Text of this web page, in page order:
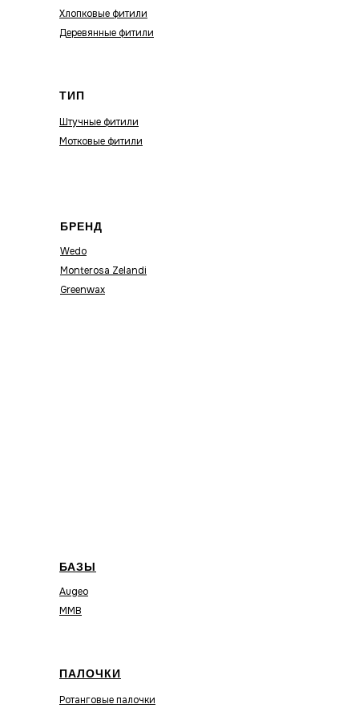
Хлопковые фитили
Деревянные фитили
ТИП
Штучные фитили
Мотковые фитили
БРЕНД
Wedo
Monterosa Zelandi
Greenwax
БАЗЫ
Augeo
MMB
ПАЛОЧКИ
Ротанговые палочки